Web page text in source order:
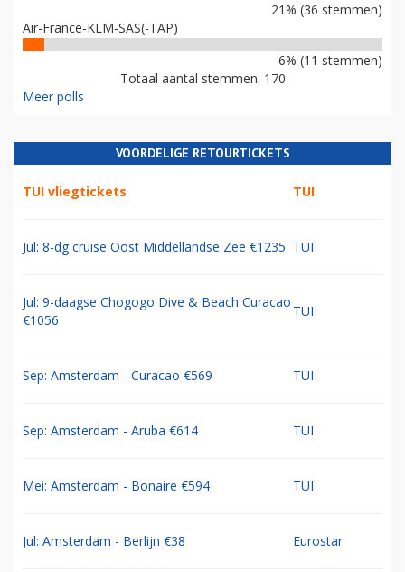
21% (36 stemmen)
Air-France-KLM-SAS(-TAP)
6% (11 stemmen)
Totaal aantal stemmen: 170
Meer polls
VOORDELIGE RETOURTICKETS
TUI vliegtickets TUI
Jul: 8-dg cruise Oost Middellandse Zee €1235 TUI
Jul: 9-daagse Chogogo Dive & Beach Curacao
€1056
TUI
Sep: Amsterdam - Curacao €569 TUI
Sep: Amsterdam - Aruba €614 TUI
Mei: Amsterdam - Bonaire €594 TUI
Jul: Amsterdam - Berlijn €38 Eurostar